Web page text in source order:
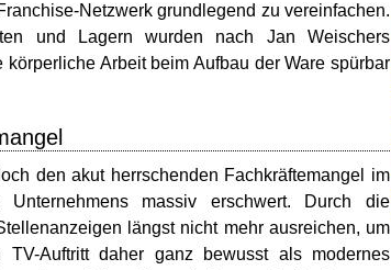
Netzwerk grundlegend zu vereinfachen.
und Lagern wurden nach Jan Weischers
Arbeit beim Aufbau der Ware spürbar
den akut herrschenden Fachkräftemangel im
massiv erschwert. Durch die
längst nicht mehr ausreichen, um
Auftritt daher ganz bewusst als modernes